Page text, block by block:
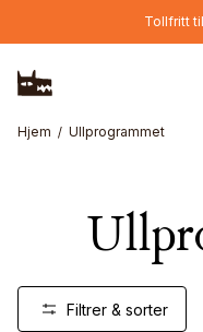
Hopp til hovedinnholdTollfritt
Hjem Ullprogrammet
Filtrer & sorter